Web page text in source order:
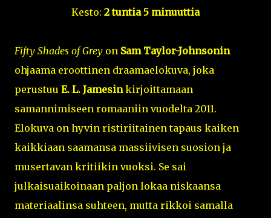
Kesto: 2 tuntia 5 minuuttia
Fifty Shades of Grey on Sam Taylor-Johnsonin
ohjaama eroottinen draamaelokuva, joka
perustuu E. L. Jamesinkirjoittamaan
samannimiseen romaaniin vuodelta 2011.
Elokuva on hyvin ristiriitainen tapaus kaiken
kaikkiaan saamansa massiivisen suosion ja
musertavan kritiikin vuoksi. Se sai
julkaisuaikoinaan paljon lokaa niskaansa
materiaalinsa suhteen, mutta rikkoi samalla